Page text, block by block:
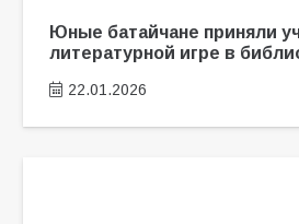
Юные батайчане приняли
литературной игре в
22.01.2026